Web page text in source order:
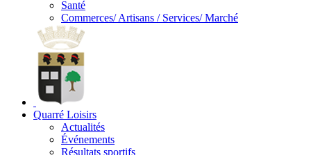
Santé
Commerces/ Artisans / Services/ Marché
Quarré Loisirs
Actualités
Événements
Résultats sportifs